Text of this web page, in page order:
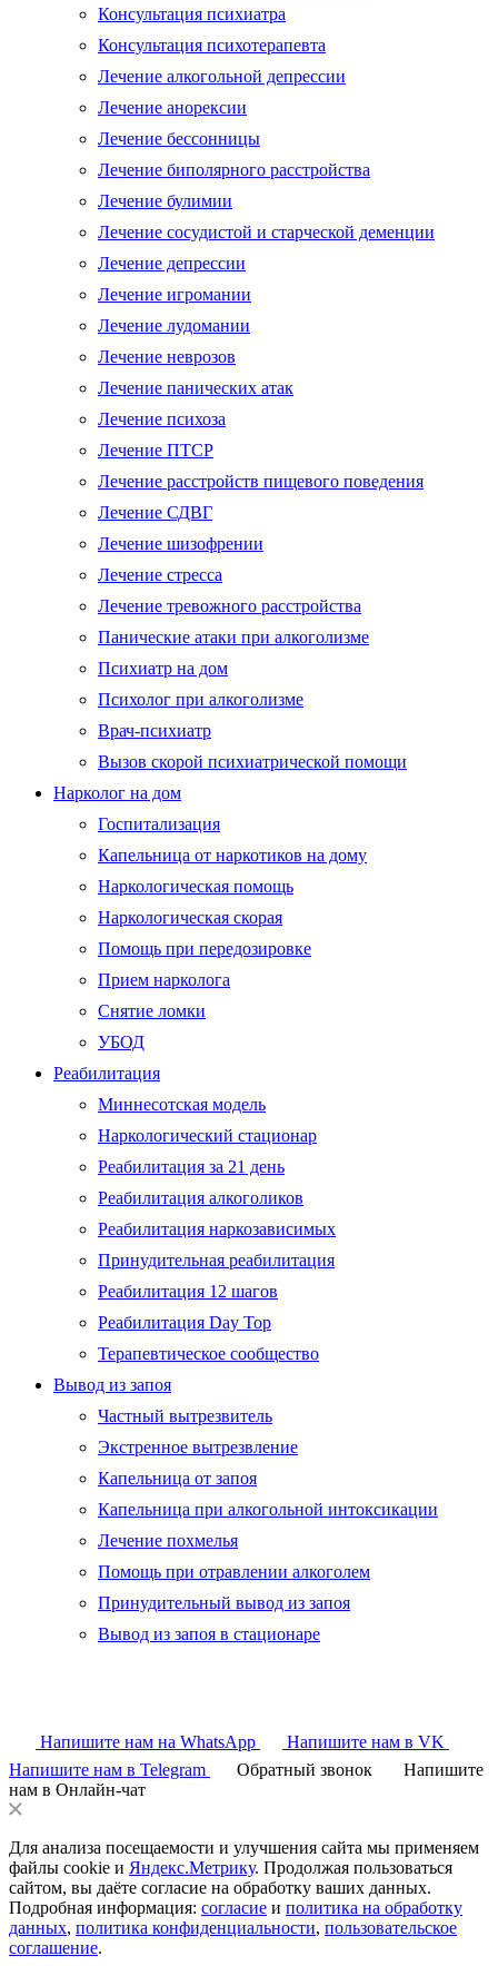
Консультация психиатра
Консультация психотерапевта
Лечение алкогольной депрессии
Лечение анорексии
Лечение бессонницы
Лечение биполярного расстройства
Лечение булимии
Лечение сосудистой и старческой деменции
Лечение депрессии
Лечение игромании
Лечение лудомании
Лечение неврозов
Лечение панических атак
Лечение психоза
Лечение ПТСР
Лечение расстройств пищевого поведения
Лечение СДВГ
Лечение шизофрении
Лечение стресса
Лечение тревожного расстройства
Панические атаки при алкоголизме
Психиатр на дом
Психолог при алкоголизме
Врач-психиатр
Вызов скорой психиатрической помощи
Нарколог на дом
Госпитализация
Капельница от наркотиков на дому
Наркологическая помощь
Наркологическая скорая
Помощь при передозировке
Прием нарколога
Снятие ломки
УБОД
Реабилитация
Миннесотская модель
Наркологический стационар
Реабилитация за 21 день
Реабилитация алкоголиков
Реабилитация наркозависимых
Принудительная реабилитация
Реабилитация 12 шагов
Реабилитация Day Top
Терапевтическое сообщество
Вывод из запоя
Частный вытрезвитель
Экстренное вытрезвление
Капельница от запоя
Капельница при алкогольной интоксикации
Лечение похмелья
Помощь при отравлении алкоголем
Принудительный вывод из запоя
Вывод из запоя в стационаре
Напишите нам на WhatsApp
Напишите нам в VK
Напишите нам в Telegram
Обратный звонок
Напишите
нам в Онлайн-чат
Для анализа посещаемости и улучшения сайта мы применяем
файлы cookie и Яндекс.Метрику. Продолжая пользоваться
сайтом, вы даёте согласие на обработку ваших данных.
Подробная информация: согласие и политика на обработку
данных, политика конфиденциальности, пользовательское
соглашение.